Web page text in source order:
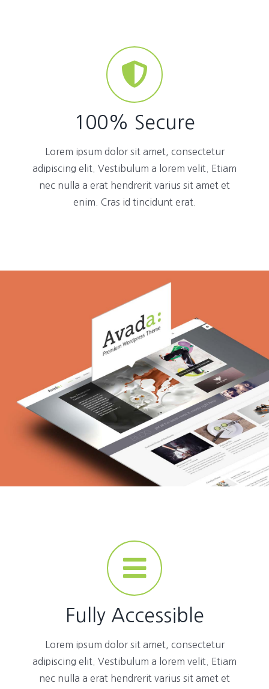
100% Secure
Lorem ipsum dolor sit amet, consectetur
adipiscing elit. Vestibulum a lorem velit. Etiam
nec nulla a erat hendrerit varius sit amet et
enim. Cras id tincidunt erat.
Fully Accessible
Lorem ipsum dolor sit amet, consectetur
adipiscing elit. Vestibulum a lorem velit. Etiam
nec nulla a erat hendrerit varius sit amet et